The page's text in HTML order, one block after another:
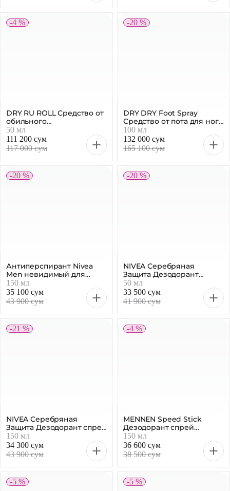
-4 %
DRY RU ROLL Средство от
обильного
потоотделения, 50 мл
50 мл
111 200 сум
117 000 сум
-20 %
DRY DRY Foot Spray
Средство от пота для ног,
100 мл
100 мл
132 000 сум
165 100 сум
-20 %
Антиперспирант Nivea
Men невидимый для
черного и белого, 150 мл
150 мл
35 100 сум
43 900 сум
-20 %
NIVEA Серебряная
Защита Дезодорант
шариковый мужской, 50
мл
50 мл
33 500 сум
41 900 сум
-21 %
NIVEA Серебряная
Защита Дезодорант спрей
мужской, 150 мл
150 мл
34 300 сум
43 900 сум
-4 %
MENNEN Speed Stick
Дезодорант спрей
Активный день, 150 мл
150 мл
36 600 сум
38 500 сум
-5 % -5 %